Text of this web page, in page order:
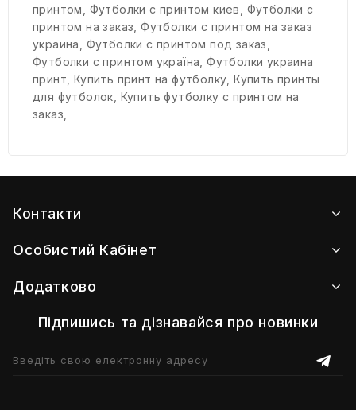
принтом, Футболки с принтом киев, Футболки с
принтом на заказ,Футболки с принтом на заказ
украина, Футболки с принтом под заказ,
Футболки с принтом україна,Футболки украина
принт, Купить принт на футболку,Купить принты
для футболок, Купить футболку с принтом на
заказ,
Контакти
Особистий Кабінет
Додатково
Підпишись та дізнавайся про новинки